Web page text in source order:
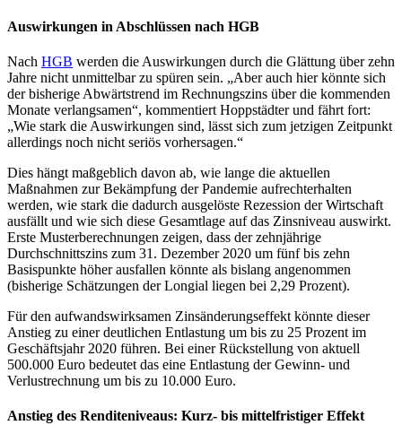
Auswirkungen in Abschlüssen nach HGB
Nach HGB werden die Auswirkungen durch die Glättung über zehn
Jahre nicht unmittelbar zu spüren sein. „Aber auch hier könnte sich
der bisherige Abwärtstrend im Rechnungszins über die kommenden
Monate verlangsamen“, kommentiert Hoppstädter und fährt fort:
„Wie stark die Auswirkungen sind, lässt sich zum jetzigen Zeitpunkt
allerdings noch nicht seriös vorhersagen.“
Dies hängt maßgeblich davon ab, wie lange die aktuellen
Maßnahmen zur Bekämpfung der Pandemie aufrechterhalten
werden, wie stark die dadurch ausgelöste Rezession der Wirtschaft
ausfällt und wie sich diese Gesamtlage auf das Zinsniveau auswirkt.
Erste Musterberechnungen zeigen, dass der zehnjährige
Durchschnittszins zum 31. Dezember 2020 um fünf bis zehn
Basispunkte höher ausfallen könnte als bislang angenommen
(bisherige Schätzungen der Longial liegen bei 2,29 Prozent).
Für den aufwandswirksamen Zinsänderungseffekt könnte dieser
Anstieg zu einer deutlichen Entlastung um bis zu 25 Prozent im
Geschäftsjahr 2020 führen. Bei einer Rückstellung von aktuell
500.000 Euro bedeutet das eine Entlastung der Gewinn- und
Verlustrechnung um bis zu 10.000 Euro.
Anstieg des Renditeniveaus: Kurz- bis mittelfristiger Effekt